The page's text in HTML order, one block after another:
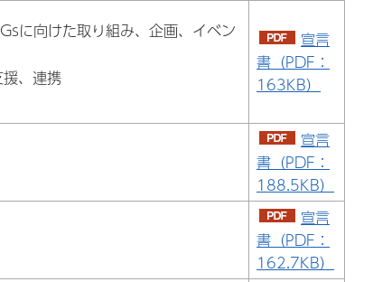
に向けた取り組み、企画、イベン
、連携
宣言
書（PDF：
163KB）
宣言
書（PDF：
188.5KB）
宣言
書（PDF：
162.7KB）